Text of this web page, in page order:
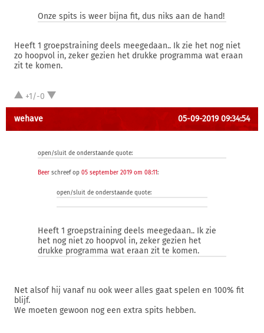
Onze spits is weer bijna fit, dus niks aan de hand!
Heeft 1 groepstraining deels meegedaan.. Ik zie het nog niet
zo hoopvol in, zeker gezien het drukke programma wat eraan
zit te komen.
+1/-0
wehave 05-09-2019 09:34:54
open/sluit de onderstaande quote:
Beer schreef op 05 september 2019 om 08:11:
open/sluit de onderstaande quote:
Heeft 1 groepstraining deels meegedaan.. Ik zie
het nog niet zo hoopvol in, zeker gezien het
drukke programma wat eraan zit te komen.
Net alsof hij vanaf nu ook weer alles gaat spelen en 100% fit
blijf.
We moeten gewoon nog een extra spits hebben.